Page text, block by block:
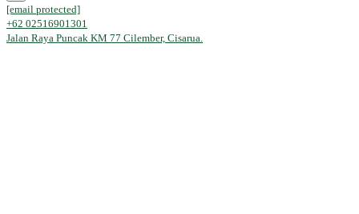
[email protected]
+62 02516901301
Jalan Raya Puncak KM 77 Cilember, Cisarua.